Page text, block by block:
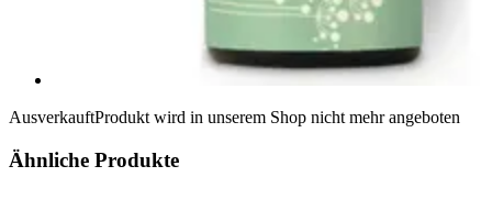
AusverkauftProdukt wird in unserem Shop nicht mehr angeboten
Ähnliche Produkte